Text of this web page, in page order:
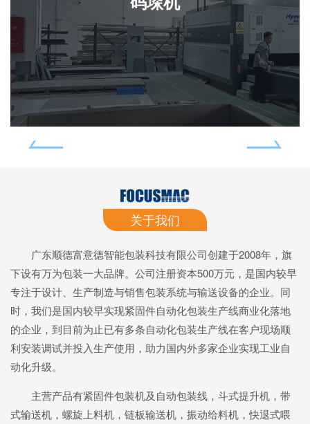
后道盒装箱自动包装系列
关于我们
广东顺德富意德智能包装科技有限公司创建于2008年，旗
下设有万为包装一大品牌。公司注册资本500万元，是国内较早
专注于设计、生产制造与销售包装系统与输送设备的企业。同
时，我们是国内较早实现紧固件自动化包装生产线商业化落地
的企业，到目前为止已有多条自动化包装生产线在客户现场顺
利安装调试并投入生产使用，助力国内外多家企业实现工业自
动化升级。
主营产品有紧固件包装机及自动包装线，斗式提升机，带
式输送机，螺旋上料机，链板输送机，振动给料机，快退式喂